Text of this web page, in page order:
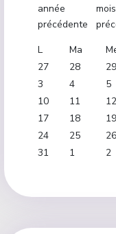
L Ma
27
28 29
3
4 5
10
11 12
17
18 19
24
25 26
31
1 2